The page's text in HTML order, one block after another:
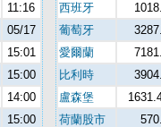
11:16
05/17
15:01
15:00
14:00
15:00
西班牙
葡萄牙
愛爾蘭
比利時
盧森堡
荷蘭股市